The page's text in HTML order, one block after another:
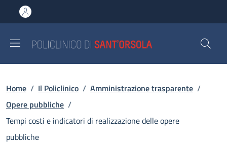
al contenuto principale
to footer content
Briciole di pane
Home / Il Policlinico / Amministrazione trasparente /
Opere pubbliche /
Tempi costi e indicatori di realizzazione delle opere
pubbliche